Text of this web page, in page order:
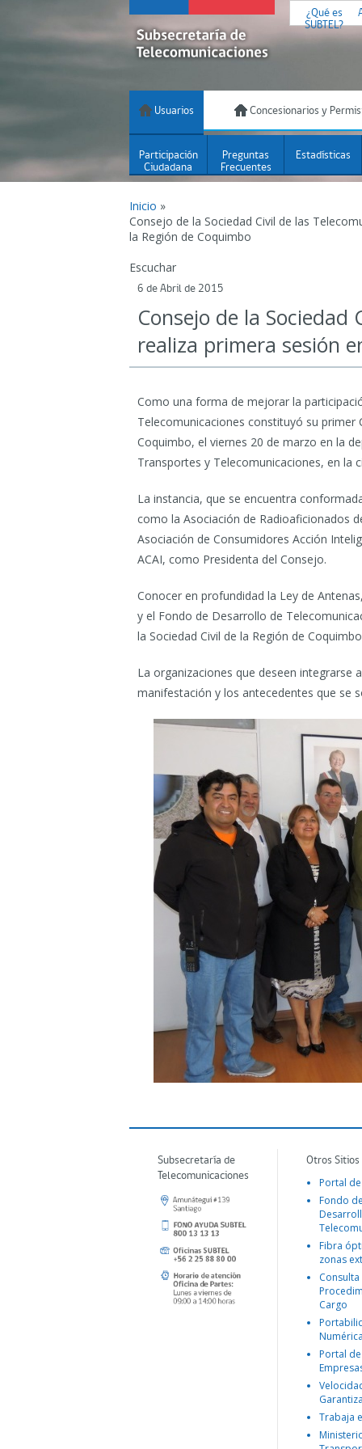
¿Qué es
SUBTEL?
Usuarios Concesionarios y
Participación
Ciudadana
Preguntas
Frecuentes
Estadísticas
Inicio »
Consejo de la Sociedad Civil de las
la Región de Coquimbo
Escuchar
6 de Abril de 2015
Consejo de la Sociedad
realiza primera sesión
Como una forma de mejorar la
Telecomunicaciones constituyó su primer
Coquimbo, el viernes 20 de marzo en la
Transportes y Telecomunicaciones, en la
La instancia, que se encuentra
como la Asociación de Radioaficionados
Asociación de Consumidores Acción
ACAI, como Presidenta del Consejo.
Conocer en profundidad la Ley de
y el Fondo de Desarrollo de
la Sociedad Civil de la Región de
La organizaciones que deseen
manifestación y los antecedentes que se
Subsecretaría de
Telecomunicaciones
Otros
Portal
Fondo
Fibra
zonas
Consulta
Cargo
Portal
Trabaja